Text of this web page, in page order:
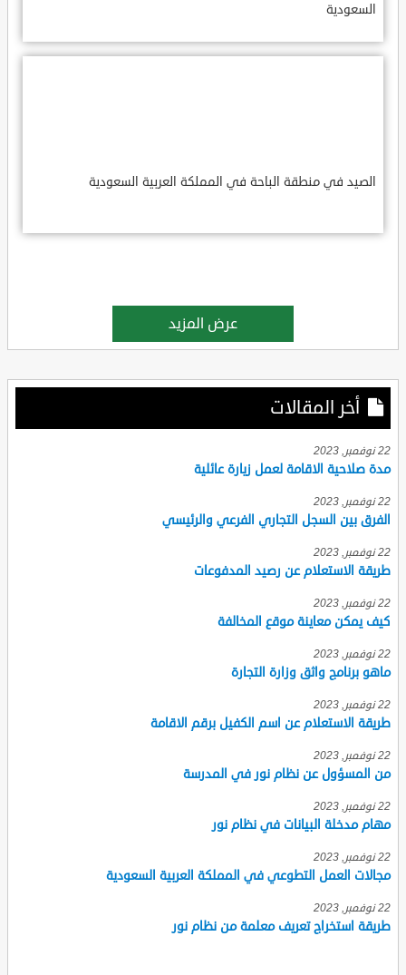
السعودية
الصيد في منطقة الباحة في المملكة العربية السعودية
عرض المزيد
أخر المقالات
22 نوفمبر, 2023
مدة صلاحية الاقامة لعمل زيارة عائلية
22 نوفمبر, 2023
الفرق بين السجل التجاري الفرعي والرئيسي
22 نوفمبر, 2023
طريقة الاستعلام عن رصيد المدفوعات
22 نوفمبر, 2023
كيف يمكن معاينة موقع المخالفة
22 نوفمبر, 2023
ماهو برنامج واثق وزارة التجارة
22 نوفمبر, 2023
طريقة الاستعلام عن اسم الكفيل برقم الاقامة
22 نوفمبر, 2023
من المسؤول عن نظام نور في المدرسة
22 نوفمبر, 2023
مهام مدخلة البيانات في نظام نور
22 نوفمبر, 2023
مجالات العمل التطوعي في المملكة العربية السعودية
22 نوفمبر, 2023
طريقة استخراج تعريف معلمة من نظام نور